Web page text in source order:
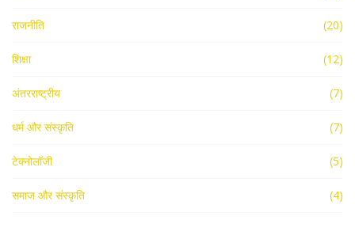
राजनीति (20)
शिक्षा (12)
अंतरराष्ट्रीय (7)
धर्म और संस्कृति (7)
टेक्नोलॉजी (5)
समाज और संस्कृति (4)